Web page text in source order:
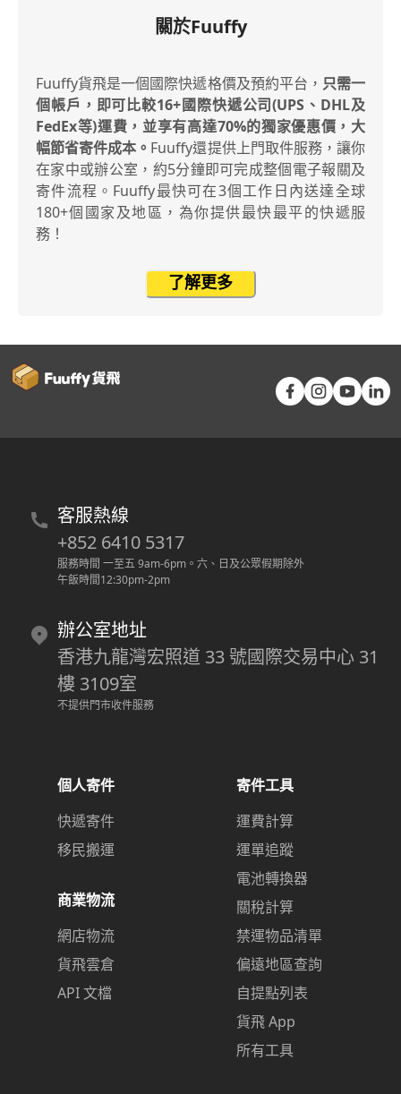
關於Fuuffy
Fuuffy貨飛是一個國際快遞格價及預約平台， 只需一
個帳戶，即可比較16+國際快遞公司(UPS、DHL及
FedEx等)運費，並享有高達70%的獨家優惠價，大
幅節省寄件成本。 Fuuffy還提供上門取件服務，讓你
在家中或辦公室，約5分鐘即可完成整個電子報關及
寄件流程。Fuuffy最快可在3個工作日內送達全球
180+個國家及地區，為你提供最快最平的快遞服
務！
了解更多
客服熱線
+852 6410 5317
服務時間 一至五 9am-6pm 。 六、日及公眾假期除外
午飯時間12:30pm-2pm
辦公室地址
香港九龍灣宏照道 33 號國際交易中心 31
樓 3109室
不提供門市收件服務
個人寄件
快遞寄件
移民搬運
商業物流
網店物流
貨飛雲倉
API 文檔
寄件工具
運費計算
運單追蹤
電池轉換器
關稅計算
禁運物品清單
偏遠地區查詢
自提點列表
貨飛 App
所有工具